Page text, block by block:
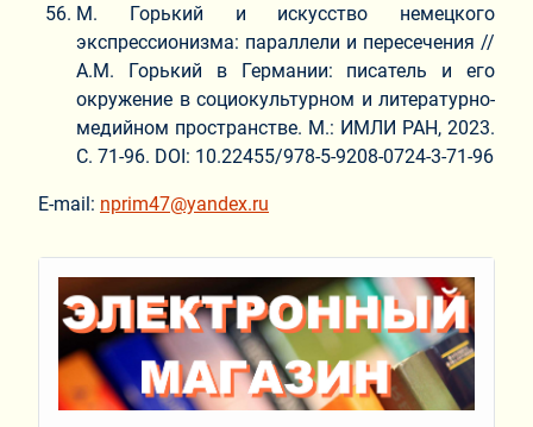
М. Горький и искусство немецкого
экспрессионизма: параллели и пересечения //
А.М. Горький в Германии: писатель и его
окружение в социокультурном и литературно-
медийном пространстве. М.: ИМЛИ РАН, 2023.
С. 71-96. DOI: 10.22455/978-5-9208-0724-3-71-96
E-mail: nprim47@yandex.ru